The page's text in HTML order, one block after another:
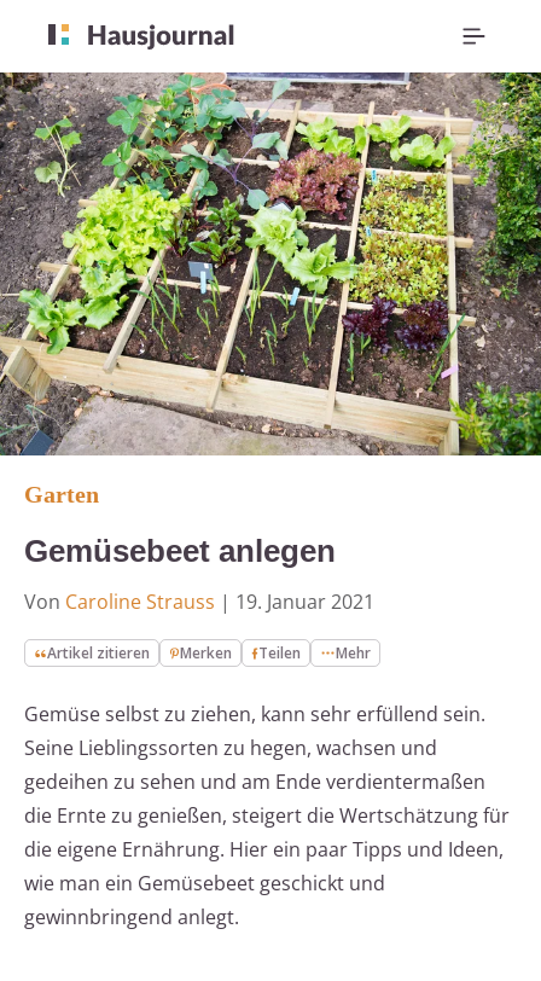
Garten
Gemüsebeet anlegen
Von Caroline Strauss | 19. Januar 2021
Artikel zitieren Merken Teilen Mehr
Gemüse selbst zu ziehen, kann sehr erfüllend sein.
Seine Lieblingssorten zu hegen, wachsen und
gedeihen zu sehen und am Ende verdientermaßen
die Ernte zu genießen, steigert die Wertschätzung für
die eigene Ernährung. Hier ein paar Tipps und Ideen,
wie man ein Gemüsebeet geschickt und
gewinnbringend anlegt.